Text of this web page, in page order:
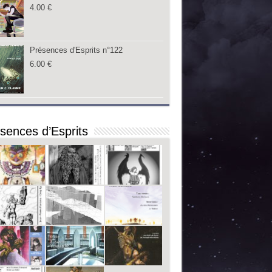
4.00 €
Présences d'Esprits n°122
6.00 €
d’Esprits